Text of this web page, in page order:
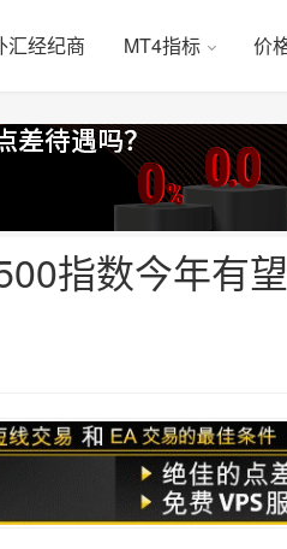
汇经纪商 MT4指标 价
指数今年有